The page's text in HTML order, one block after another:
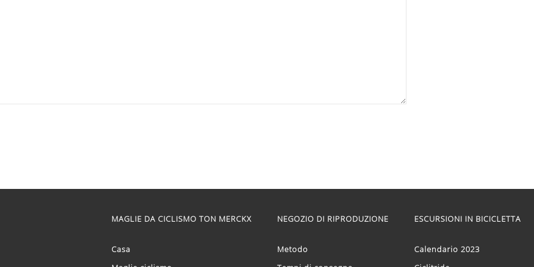
MAGLIE DA CICLISMO TON MERCKX
Casa
NEGOZIO DI RIPRODUZIONE
Metodo
ESCURSIONI IN BICICLETTA
Calendario 2023